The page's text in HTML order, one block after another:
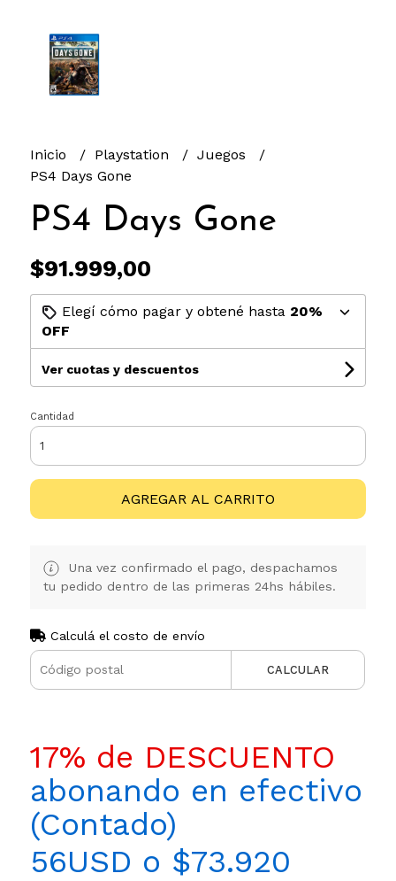
Inicio Playstation
Juegos
PS4 Days Gone
PS4 Days Gone
$91.999,00
Elegí cómo pagar y obtené hasta 20%
OFF
Ver cuotas y descuentos
Cantidad
AGREGAR AL CARRITO
Una vez confirmado el pago, despachamos
tu pedido dentro de las primeras 24hs hábiles.
Calculá el costo de envío
CALCULAR
17% de DESCUENTO
abonando en efectivo
(Contado)
56USD o $73.920